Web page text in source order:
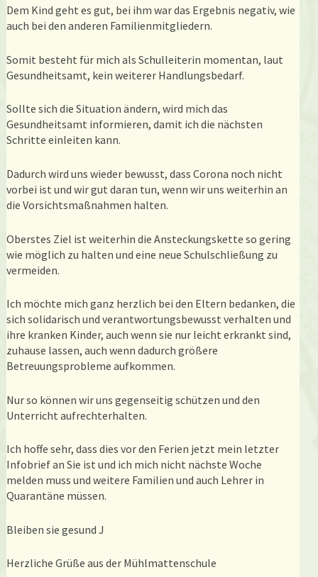
Dem Kind geht es gut, bei ihm war das Ergebnis negativ, wie
auch bei den anderen Familienmitgliedern.
Somit besteht für mich als Schulleiterin momentan, laut
Gesundheitsamt, kein weiterer Handlungsbedarf.
Sollte sich die Situation ändern, wird mich das
Gesundheitsamt informieren, damit ich die nächsten
Schritte einleiten kann.
Dadurch wird uns wieder bewusst, dass Corona noch nicht
vorbei ist und wir gut daran tun, wenn wir uns weiterhin an
die Vorsichtsmaßnahmen halten.
Oberstes Ziel ist weiterhin die Ansteckungskette so gering
wie möglich zu halten und eine neue Schulschließung zu
vermeiden.
Ich möchte mich ganz herzlich bei den Eltern bedanken, die
sich solidarisch und verantwortungsbewusst verhalten und
ihre kranken Kinder, auch wenn sie nur leicht erkrankt sind,
zuhause lassen, auch wenn dadurch größere
Betreuungsprobleme aufkommen.
Nur so können wir uns gegenseitig schützen und den
Unterricht aufrechterhalten.
Ich hoffe sehr, dass dies vor den Ferien jetzt mein letzter
Infobrief an Sie ist und ich mich nicht nächste Woche
melden muss und weitere Familien und auch Lehrer in
Quarantäne müssen.
Bleiben sie gesund J
Herzliche Grüße aus der Mühlmattenschule